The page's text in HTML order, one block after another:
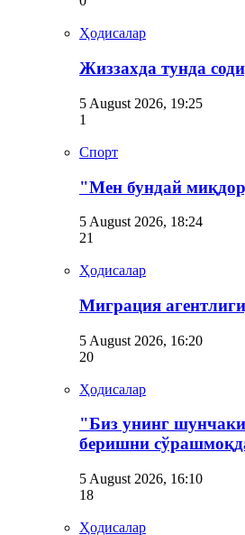
Ҳодисалар
Жиззахда тунда
5 August 2026, 19:25
1
Спорт
"Мен бундай
5 August 2026, 18:24
21
Ҳодисалар
Миграция
5 August 2026, 16:20
20
Ҳодисалар
"Биз унинг
беришни
5 August 2026, 16:10
18
Ҳодисалар